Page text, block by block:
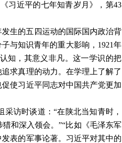
习近平的七年知青岁月》，第43
生的五四运动的国际国内政治背
与知识青年的重大影响，1921年
知，其意义非凡。这一学识的把
求真理的动力。在学理上了解了
使习近平同志对中国共产党更加
访时谈道：“在陕北当知青时，
和深入领会。”“比如《毛泽东军
表的军事论著。习近平对其中的